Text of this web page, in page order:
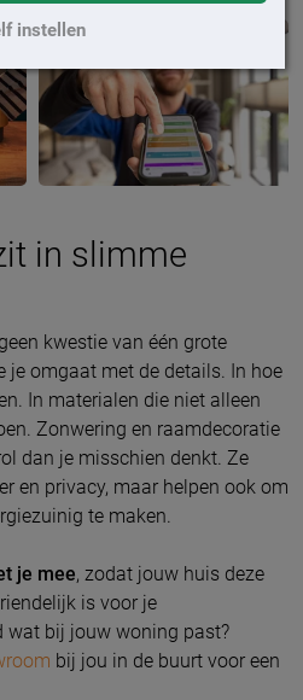
instellen
in slimme
kwestie van één grote
je omgaat met de details. In hoe
In materialen die niet alleen
Zonwering en raamdecoratie
dan je misschien denkt. Ze
en privacy, maar helpen ook om
te maken.
je mee, zodat jouw huis deze
is voor je
wat bij jouw woning past?
bij jou in de buurt voor een